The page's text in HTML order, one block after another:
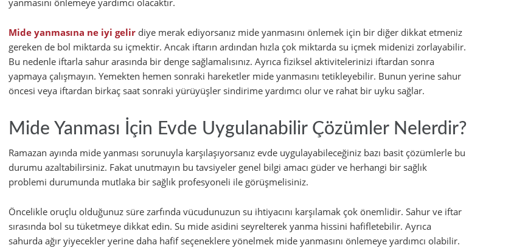
yanmasını önlemeye yardımcı olacaktır.
Mide yanmasına ne iyi gelir diye merak ediyorsanız mide yanmasını önlemek için bir diğer dikkat etmeniz
gereken de bol miktarda su içmektir. Ancak iftarın ardından hızla çok miktarda su içmek midenizi zorlayabilir.
Bu nedenle iftarla sahur arasında bir denge sağlamalısınız. Ayrıca fiziksel aktivitelerinizi iftardan sonra
yapmaya çalışmayın. Yemekten hemen sonraki hareketler mide yanmasını tetikleyebilir. Bunun yerine sahur
öncesi veya iftardan birkaç saat sonraki yürüyüşler sindirime yardımcı olur ve rahat bir uyku sağlar.
Mide Yanması İçin Evde Uygulanabilir Çözümler Nelerdir?
Ramazan ayında mide yanması sorunuyla karşılaşıyorsanız evde uygulayabileceğiniz bazı basit çözümlerle bu
durumu azaltabilirsiniz. Fakat unutmayın bu tavsiyeler genel bilgi amacı güder ve herhangi bir sağlık
problemi durumunda mutlaka bir sağlık profesyoneli ile görüşmelisiniz.
Öncelikle oruçlu olduğunuz süre zarfında vücudunuzun su ihtiyacını karşılamak çok önemlidir. Sahur ve iftar
sırasında bol su tüketmeye dikkat edin. Su mide asidini seyrelterek yanma hissini hafifletebilir. Ayrıca
sahurda ağır yiyecekler yerine daha hafif seçeneklere yönelmek mide yanmasını önlemeye yardımcı olabilir.